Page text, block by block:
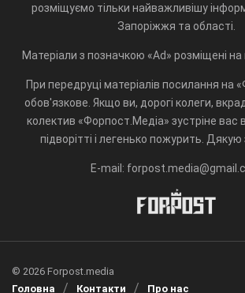
розміщуємо тільки найважливішу
Запоріжжя та області.
Матеріали з позначкою «Ad» розміщені
При передруці матеріалів посилання на
обов'язкове. Якщо ви, дорогі колеги,
колектив «Форпост.Медіа» зустріне вас
підворітті і легенько пожурить. Дякую
E-mail:
© 2026 Forpost.media
Головна
Контакти Про нас